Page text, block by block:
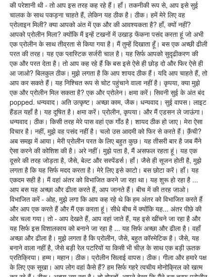
की परेशानी थी - तो आप इस तरह कह रहे हैं। हाँ। तकनीकी रूप से, आप इसे सुई
चालक के साथ पकड़ना चाहते हैं, लेकिन यह ठीक है। ठीक। हमें मेरे लिए वह
प्रोलाइन मिली? क्या आपको अंत में एक और की आवश्यकता है? हाँ, क्यों नहीं?
आपको प्रोलीन मिला? क्योंकि मैं इन्हें टखनों में उखाड़ फेंकना पसंद करता हूं जो अभी
एक प्रोलीन के साथ तीव्रता से किया गया है। मैं तुम्हें दिखाता हूँ। बस एक अच्छी ढीली
परत की तरह। यह एक प्लास्टिक सर्जरी चाल है। यह सिर्फ आपको सुदृढीकरण की
एक और परत देता है। तो आप कह रहे हैं कि बस इसे ऐसे ही छोड़ दो और फिर ऐसे ही
आ जाओ? बिलकुल ठीक। मुझे लगता है कि आप शायद ठीक हैं। यदि आप चाहते हैं, तो
आप कर सकते हैं। यह निश्चित रूप से चोट पहुंचाने वाला नहीं है। कृपया, क्या मुझे
एक और प्रोलीन मिल सकता है? एक और प्रोलेन। क्षमा करें। सिवनी सुई के अंत बंद
popped. धन्यवाद। अति उत्कृष्ट। अच्छा काम, जैक। धन्यवाद। सुई वापस। लाइट
हैंडल यहाँ है। यह दूषित है। क्षमा करें। प्रोलीन, कृपया। और मैं एडसन ले जाऊंगा।
धन्यवाद। ठीक। किसी तरह मेरे पास वहां एक गाँठ है। शायद ठीक हो जाए। मेरा ऐसा
विचार है। नहीं, मुझे वह पसंद नहीं है। चलो उस आदमी को फिर से करते हैं। क़ैंची?
अब समझ में आया। मेरी प्रोलीन परत के लिए बहुत कुछ। यह तीसरी बार है जब मैंने
ऐसा करने की कोशिश की है। अरे नहीं। मुझे पता है, मैं असफल रहता हूं। यह एक
दूसरे की तरह जोड़ता है, जैसे, बेल्ट और सस्पेंडर्स। हाँ। जैसे ही सूजन होती है, मुझे
लगता है कि यह सिर्फ मदद करता है। मेरे लिए इसे काटो। बस छोटा करें। हाँ। यह
एकदम सही है। मैं वहां अंतर को विभाजित करने जा रहा था। यह शुरू हो रहा है ...
आप बस यह अच्छा और ढीला करते हैं, आप जानते हैं। बीच में की तरह जाओ।
विभाजित करें - ओह, मुझे लगा कि आप कह रहे थे कि हम अंतर को विभाजित करते हैं
और आप एक करते हैं और मैं एक करता हूं। सीधे बीच में क्योंकि यह... अंतर पीछे की
ओर चला गया। तो - आप देखते हैं, आप वहां जाते हैं, यह इसे खींचने जा रहा है और
यह सिर्फ इस विशालकाय को बनाने जा रहा है ... यह सिर्फ अच्छा और ढीला है। वहाँ
अच्छा और ढीला है। मुझे लगता है कि प्रोलीन, जैसे, बहुत कॉस्मेटिक है। जैसे, यह
बनाने वाला नहीं है, जैसे बड़ी रेल पटरियों या किसी भी चीज़ के साथ एक बड़ी ऊतक
प्रतिक्रिया। हम्म। महान। ठीक। प्रोलीन सिलाई वापस। ठीक। गीला और हमारे पक्ष
के लिए एक सूखा। आप लोग वहां कैसे हैं? हम सिर्फ गहरे त्वचीय मोनोक्रिल को खत्म